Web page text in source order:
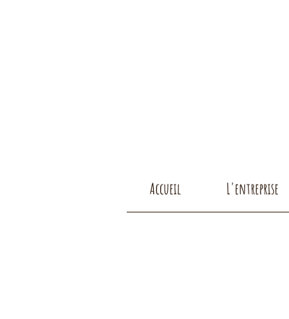
Accueil L'entreprise